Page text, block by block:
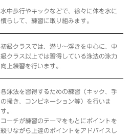
水中歩行やキックなどで、徐々に体を水に
慣らして、練習に取り組みます。
初級クラスでは、潜り〜浮きを中心に、中
級クラス以上では習得している泳法の泳力
向上練習を行います。
各泳法を習得するための練習（キック、手
の掻き、コンビネーション等）を行いま
す。
コーチが練習のテーマをもとにポイントを
絞りながら上達のポイントをアドバイスし